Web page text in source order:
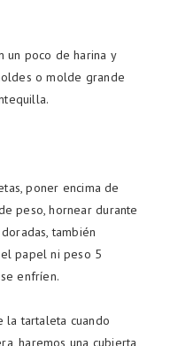
un poco de harina y
o molde grande
poner encima de
peso, hornear durante
también
papel ni peso 5
enfríen.
la tartaleta cuando
haremos una cubierta